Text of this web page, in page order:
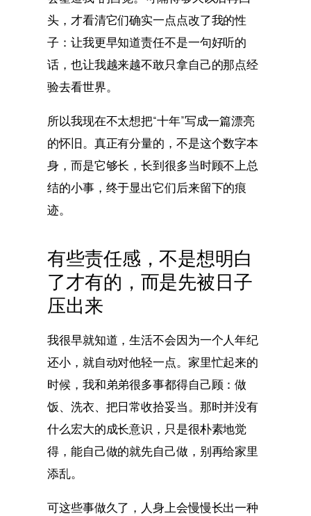
头，才看清它们确实一点点改了我的性
子：让我更早知道责任不是一句好听的
话，也让我越来越不敢只拿自己的那点经
验去看世界。
所以我现在不太想把“十年”写成一篇漂亮
的怀旧。真正有分量的，不是这个数字本
身，而是它够长，长到很多当时顾不上总
结的小事，终于显出它们后来留下的痕
迹。
有些责任感，不是想明白
了才有的，而是先被日子
压出来
我很早就知道，生活不会因为一个人年纪
还小，就自动对他轻一点。家里忙起来的
时候，我和弟弟很多事都得自己顾：做
饭、洗衣、把日常收拾妥当。那时并没有
什么宏大的成长意识，只是很朴素地觉
得，能自己做的就先自己做，别再给家里
添乱。
可这些事做久了，人身上会慢慢长出一种